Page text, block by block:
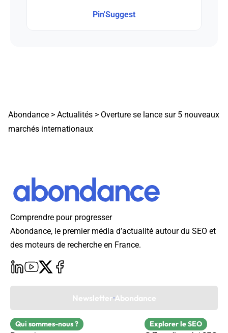
Pin'Suggest
Abondance > Actualités > Overture se lance sur 5 nouveaux
marchés internationaux
Comprendre pour progresser
Abondance, le premier média d’actualité autour du SEO et
des moteurs de recherche en France.
Newsletter Abondance
Qui sommes-nous ? Explorer le SEO